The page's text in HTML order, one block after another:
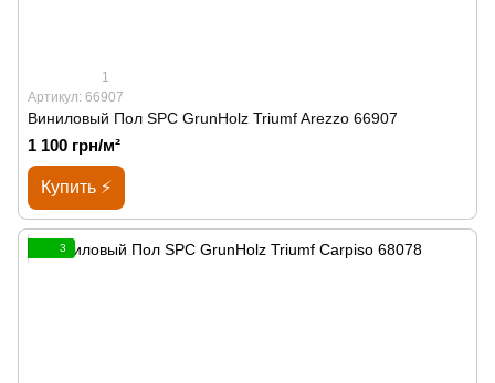
1
Артикул: 66907
Виниловый Пол SPС GrunHolz Triumf Arezzo 66907
1 100 грн/м²
Купить ⚡
3